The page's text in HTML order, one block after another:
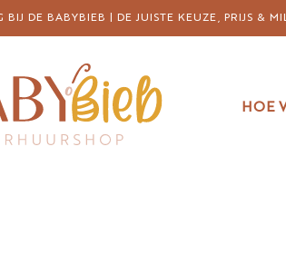
DE BABYBIEB | DE JUISTE KEUZE, PRIJS &
HOE